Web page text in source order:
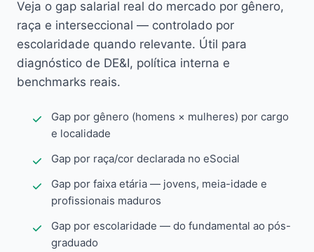
Veja o gap salarial real do mercado por gênero,
raça e interseccional — controlado por
escolaridade quando relevante. Útil para
diagnóstico de DE&I, política interna e
benchmarks reais.
Gap por gênero (homens × mulheres) por cargo
e localidade
Gap por raça/cor declarada no eSocial
Gap por faixa etária — jovens, meia-idade e
profissionais maduros
Gap por escolaridade — do fundamental ao pós-
graduado